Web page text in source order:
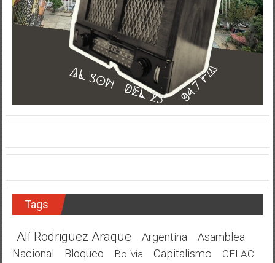
Tags
Alí Rodriguez Araque Argentina
Asamblea
Nacional
Bloqueo Bolivia Capitalismo CELAC